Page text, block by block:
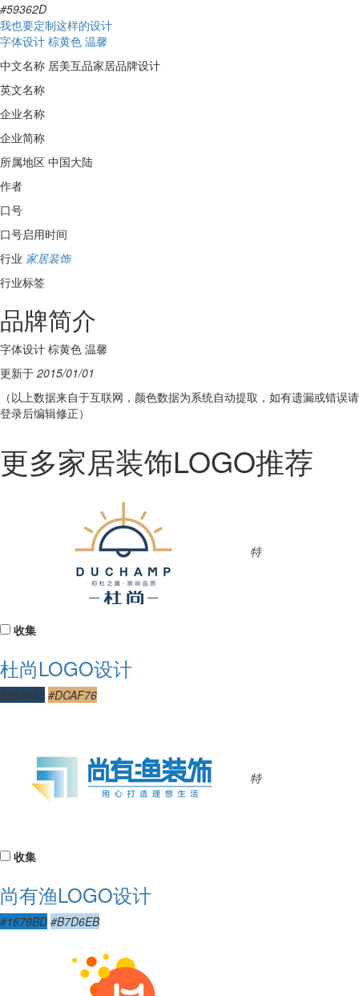
#59362D
我也要定制这样的设计
字体设计 棕黄色 温馨
中文名称 居美互品家居品牌设计
英文名称
企业名称
企业简称
所属地区 中国大陆
作者
口号
口号启用时间
行业 家居装饰
行业标签
品牌简介
字体设计 棕黄色 温馨
更新于 2015/01/01
（以上数据来自于互联网，颜色数据为系统自动提取，如有遗漏或错误请
登录后编辑修正）
更多家居装饰LOGO推荐
特
收集
杜尚LOGO设计
#264460 #DCAF76
特
收集
尚有渔LOGO设计
#1879BD #B7D6EB